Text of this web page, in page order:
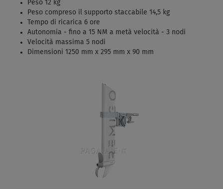
Peso 12 kg
Peso compreso il supporto staccabile 14,5 kg
Tempo di ricarica 6 ore
Autonomia - fino a 15 NM a metà velocità - 3 nodi
Velocità massima 5 nodi
Dimensioni 1250 mm x 295 mm x 90 mm